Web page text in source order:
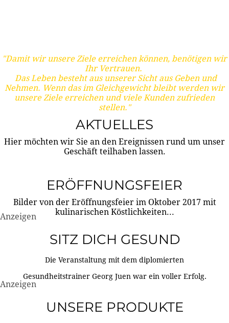
"Damit wir unsere Ziele erreichen können, benötigen wir
Ihr Vertrauen.
Das Leben besteht aus unserer Sicht aus Geben und
Nehmen. Wenn das im Gleichgewicht bleibt werden wir
unsere Ziele erreichen und viele Kunden zufrieden
stellen."
AKTUELLES
Hier möchten wir Sie an den Ereignissen rund um unser
Geschäft teilhaben lassen.
ERÖFFNUNGSFEIER
Bilder von der Eröffnungsfeier im Oktober 2017 mit
kulinarischen Köstlichkeiten...
Anzeigen
SITZ DICH GESUND
Die Veranstaltung mit dem diplomierten
Gesundheitstrainer Georg Juen war ein voller Erfolg.
Anzeigen
UNSERE PRODUKTE